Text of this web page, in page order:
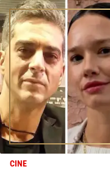
CINE